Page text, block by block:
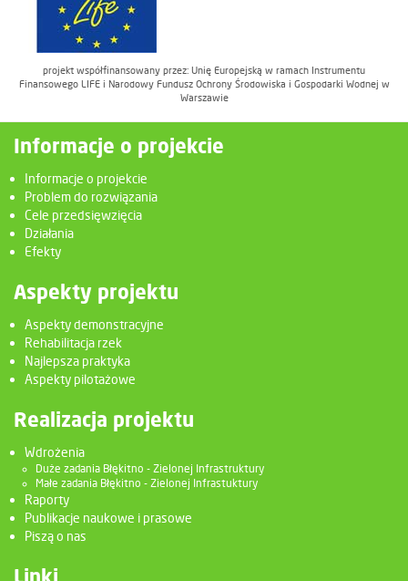
projekt współfinansowany przez: Unię Europejską w ramach Instrumentu
Finansowego LIFE i Narodowy Fundusz Ochrony Środowiska i Gospodarki Wodnej w
Warszawie
Informacje o projekcie
Informacje o projekcie
Problem do rozwiązania
Cele przedsięwzięcia
Działania
Efekty
Aspekty projektu
Aspekty demonstracyjne
Rehabilitacja rzek
Najlepsza praktyka
Aspekty pilotażowe
Realizacja projektu
Wdrożenia
Duże zadania Błękitno - Zielonej Infrastruktury
Małe zadania Błękitno - Zielonej Infrastuktury
Raporty
Publikacje naukowe i prasowe
Piszą o nas